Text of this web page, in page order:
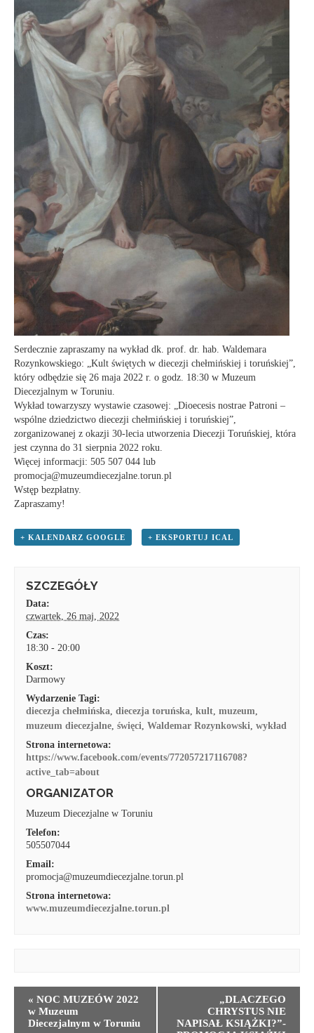
Serdecznie zapraszamy na wykład dk. prof. dr. hab. Waldemara
Rozynkowskiego: „Kult świętych w diecezji chełmińskiej i toruńskiej”,
który odbędzie się 26 maja 2022 r. o godz. 18:30 w Muzeum
Diecezjalnym w Toruniu.
Wykład towarzyszy wystawie czasowej: „Dioecesis nostrae Patroni –
wspólne dziedzictwo diecezji chełmińskiej i toruńskiej”,
zorganizowanej z okazji 30-lecia utworzenia Diecezji Toruńskiej, która
jest czynna do 31 sierpnia 2022 roku.
Więcej informacji: 505 507 044 lub
promocja@muzeumdiecezjalne.torun.pl
Wstęp bezpłatny.
Zapraszamy!
+ KALENDARZ GOOGLE + EKSPORTUJ ICAL
SZCZEGÓŁY
Data:
czwartek, 26 maj, 2022
Czas:
18:30 - 20:00
Koszt:
Darmowy
Wydarzenie Tagi:
diecezja chełmińska ,diecezja toruńska ,kult ,muzeum
muzeum diecezjalne ,święci ,Waldemar Rozynkowski ,wykład
Strona internetowa:
https://www.facebook.com/events/772057217116708?
active_tab=about
ORGANIZATOR
Muzeum Diecezjalne w Toruniu
Telefon:
505507044
Email:
promocja@muzeumdiecezjalne.torun.pl
Strona internetowa:
www.muzeumdiecezjalne.torun.pl
WYDARZENIE
NAWIGACJA
« NOC MUZEÓW 2022
w Muzeum
Diecezjalnym w Toruniu
„DLACZEGO
CHRYSTUS NIE
NAPISAŁ KSIĄŻKI?”-